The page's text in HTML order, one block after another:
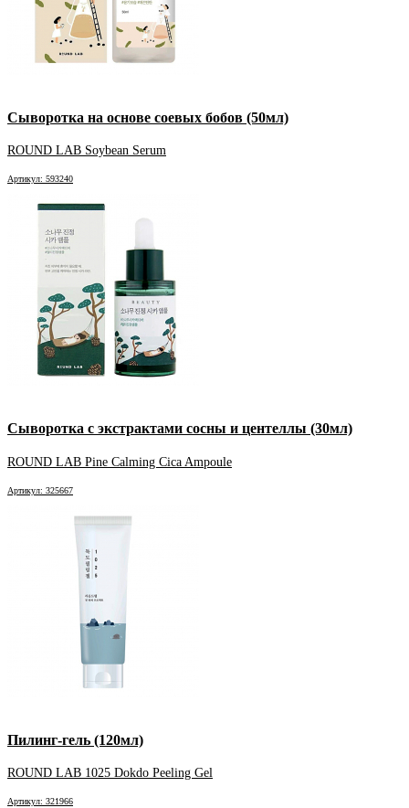
Сыворотка на основе соевых бобов (50мл)
ROUND LAB Soybean Serum
Артикул: 593240
Сыворотка с экстрактами сосны и центеллы (30мл)
ROUND LAB Pine Calming Cica Ampoule
Артикул: 325667
Пилинг-гель (120мл)
ROUND LAB 1025 Dokdo Peeling Gel
Артикул: 321966